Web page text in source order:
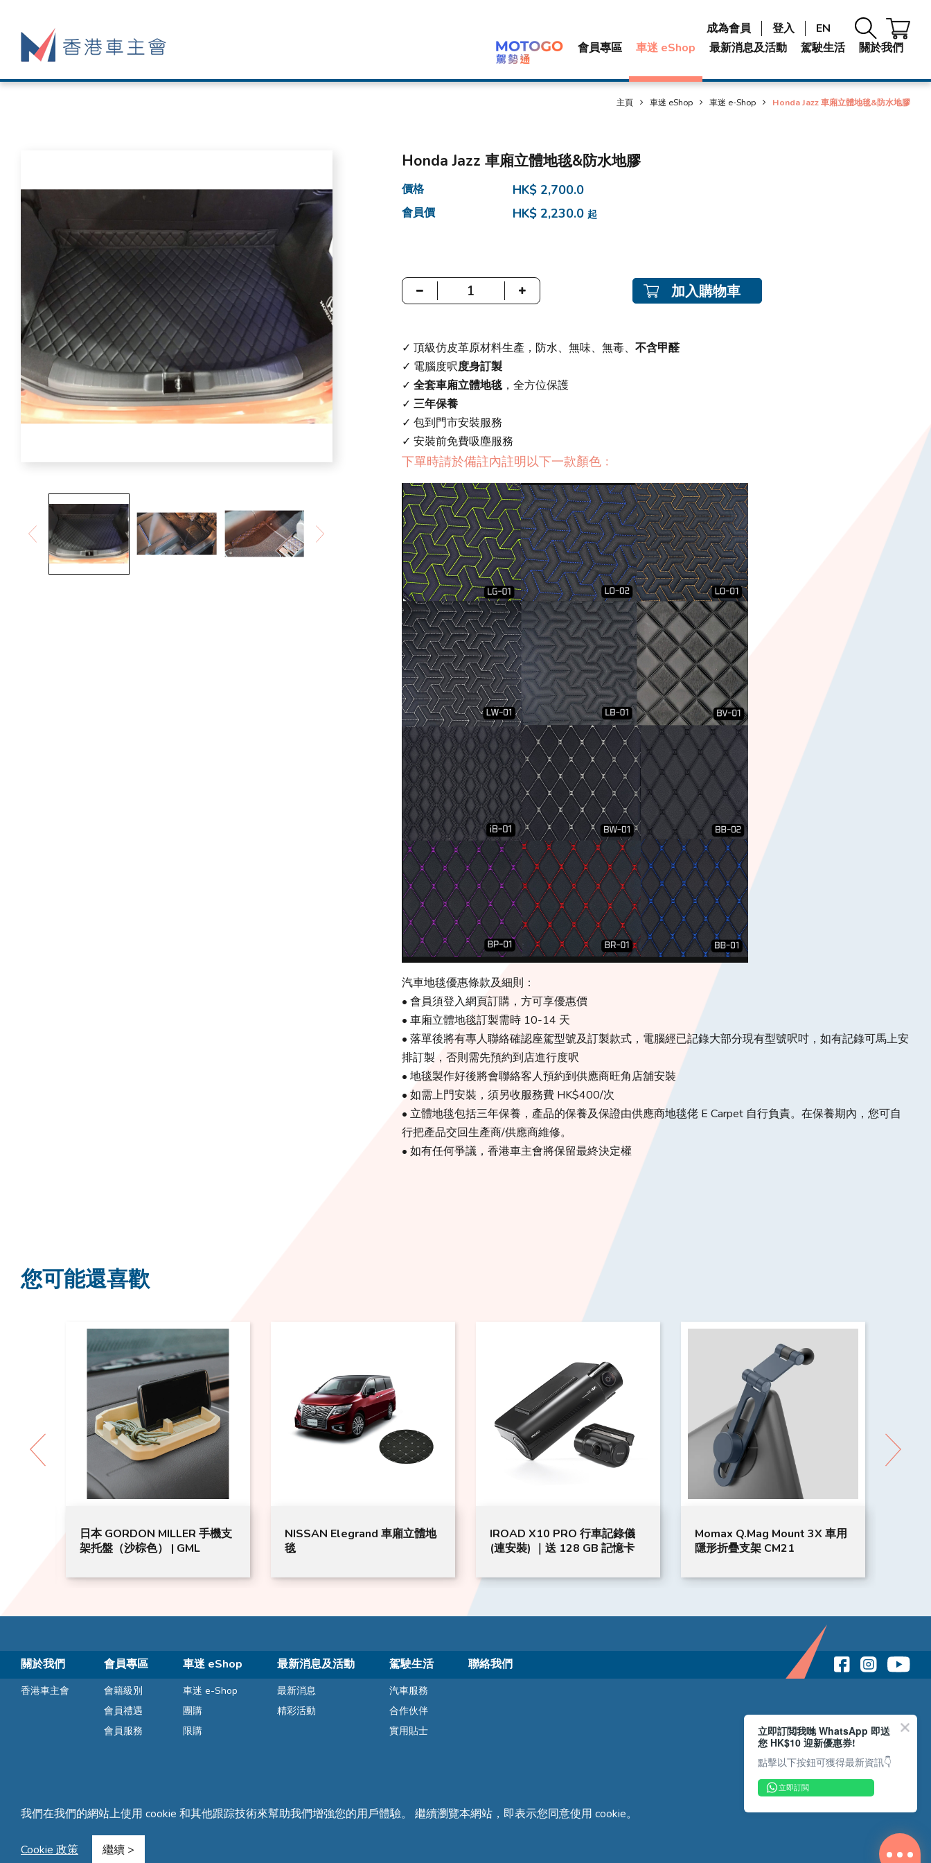
會員專區 車迷 eShop 最新消息及活動 駕駛生活 關於我們
成為會員 登入 EN
主頁 車迷 eShop 車迷 e-Shop Honda Jazz 車廂立體地毯&防水地膠
Honda Jazz 車廂立體地毯&防水地膠
價格 HK$ 2,700.0
會員價 HK$ 2,230.0 起
加入購物車
✓ 頂級仿皮革原材料生產，防水、無味、無毒、 不含甲醛
✓ 電腦度呎度身訂製
✓ 全套車廂立體地毯，全方位保護
✓ 三年保養
✓ 包到門市安裝服務
✓ 安裝前免費吸塵服務
下單時請於備註內註明以下一款顏色﹕
汽車地毯優惠條款及細則：
• 會員須登入網頁訂購，方可享優惠價
• 車廂立體地毯訂製需時 10-14 天
• 落單後將有專人聯絡確認座駕型號及訂製款式，電腦經已記錄大部分現有型號呎吋，如有記錄可馬上安
排訂製，否則需先預約到店進行度呎
• 地毯製作好後將會聯絡客人預約到供應商旺角店舖安裝
• 如需上門安裝，須另收服務費 HK$400/次
• 立體地毯包括三年保養，產品的保養及保證由供應商地毯佬 E Carpet 自行負責。在保養期內，您可自
行把產品交回生產商/供應商維修。
• 如有任何爭議，香港車主會將保留最終決定權
您可能還喜歡
NISSAN Elegrand 車廂立體地
毯
IROAD X10 PRO 行車記錄儀
(連安裝) ｜送 128 GB 記憶卡
Momax Q.Mag Mount 3X 車用
隱形折疊支架 CM21
1:12 平治 Mercedes-AMG F1
W11 EQ 無線遙控車 | F1 玩具
關於我們
香港車主會
會員專區
會籍級別
會員禮遇
會員服務
車迷 eShop
車迷 e-Shop
團購
限購
最新消息及活動
最新消息
精彩活動
駕駛生活
汽車服務
合作伙伴
實用貼士
聯絡我們
條款及細則 隱私聲明 Copyright © 2026 Reliance Motors Ltd. All rights reserved.
我們在我們的網站上使用 cookie 和其他跟踪技術來幫助我們增強您的用戶體驗。 繼續瀏覽本網站，即表示您同意使用 cookie。
Cookie 政策 繼續 >
立即訂閲我哋 WhatsApp 即送
您 HK$10 迎新優惠券!
點擊以下按鈕可獲得最新資訊👇
立即訂閲